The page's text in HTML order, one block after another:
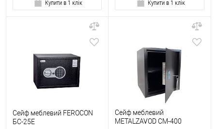
Купити в 1 клік Купити в 1 клік
Сейф меблевий FEROCON
БС-25Е
Сейф меблевий
METALZAVOD СМ-400